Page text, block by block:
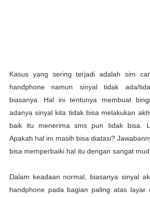
Kasus yang sering terjadi adalah sim
handphone namun sinyal tidak ada/
biasanya. Hal ini tentunya membuat
adanya sinyal kita tidak bisa melakukan
baik itu menerima sms pun tidak bisa.
Apakah hal ini masih bisa diatasi?
bisa memperbaiki hal itu dengan sangat
Dalam keadaan normal, biasanya sinyal
handphone pada bagian paling atas layar